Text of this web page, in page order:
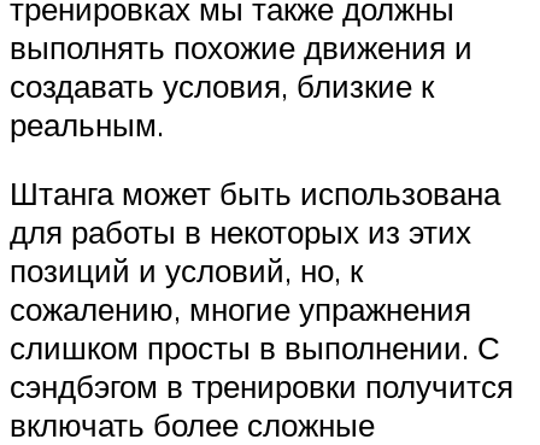
тренировках мы также должны
выполнять похожие движения и
создавать условия, близкие к
реальным.
Штанга может быть использована
для работы в некоторых из этих
позиций и условий, но, к
сожалению, многие упражнения
слишком просты в выполнении. С
сэндбэгом в тренировки получится
включать более сложные